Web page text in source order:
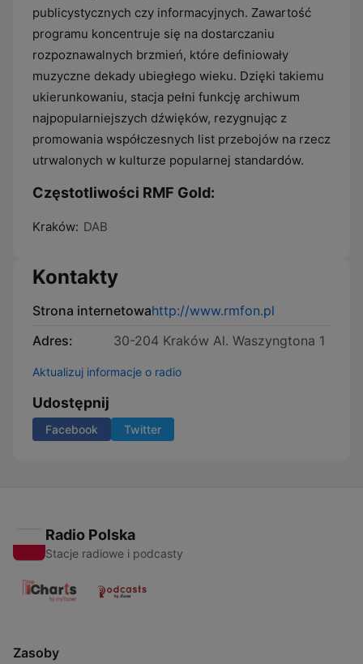
publicystycznych czy informacyjnych. Zawartość
programu koncentruje się na dostarczaniu
rozpoznawalnych brzmień, które definiowały
muzyczne dekady ubiegłego wieku. Dzięki takiemu
ukierunkowaniu, stacja pełni funkcję archiwum
najpopularniejszych dźwięków, rezygnując z
promowania współczesnych list przebojów na rzecz
utrwalonych w kulturze popularnej standardów.
Częstotliwości RMF Gold:
Kraków: DAB
Kontakty
Strona internetowahttp://www.rmfon.pl
Adres:
30-204 Kraków Al. Waszyngtona 1
Aktualizuj informacje o radio
Udostępnij
Facebook Twitter
Radio Polska
Stacje radiowe i podcasty
Zasoby